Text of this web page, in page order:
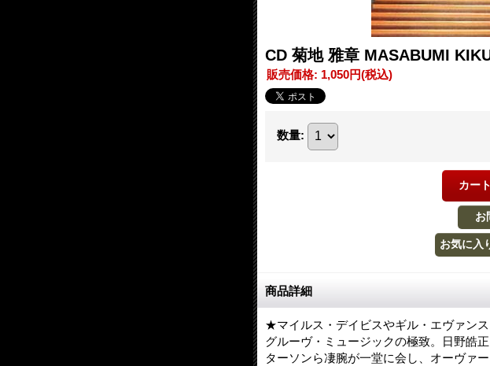
CD 菊地 雅章 MASABUMI
販売価格: 1,050円(税込)
数量:
商品詳細
★マイルス・デイビスやギル・エヴァン
グルーヴ・ミュージックの極致。日野皓
ターソンら凄腕が一堂に会し、オーヴァ